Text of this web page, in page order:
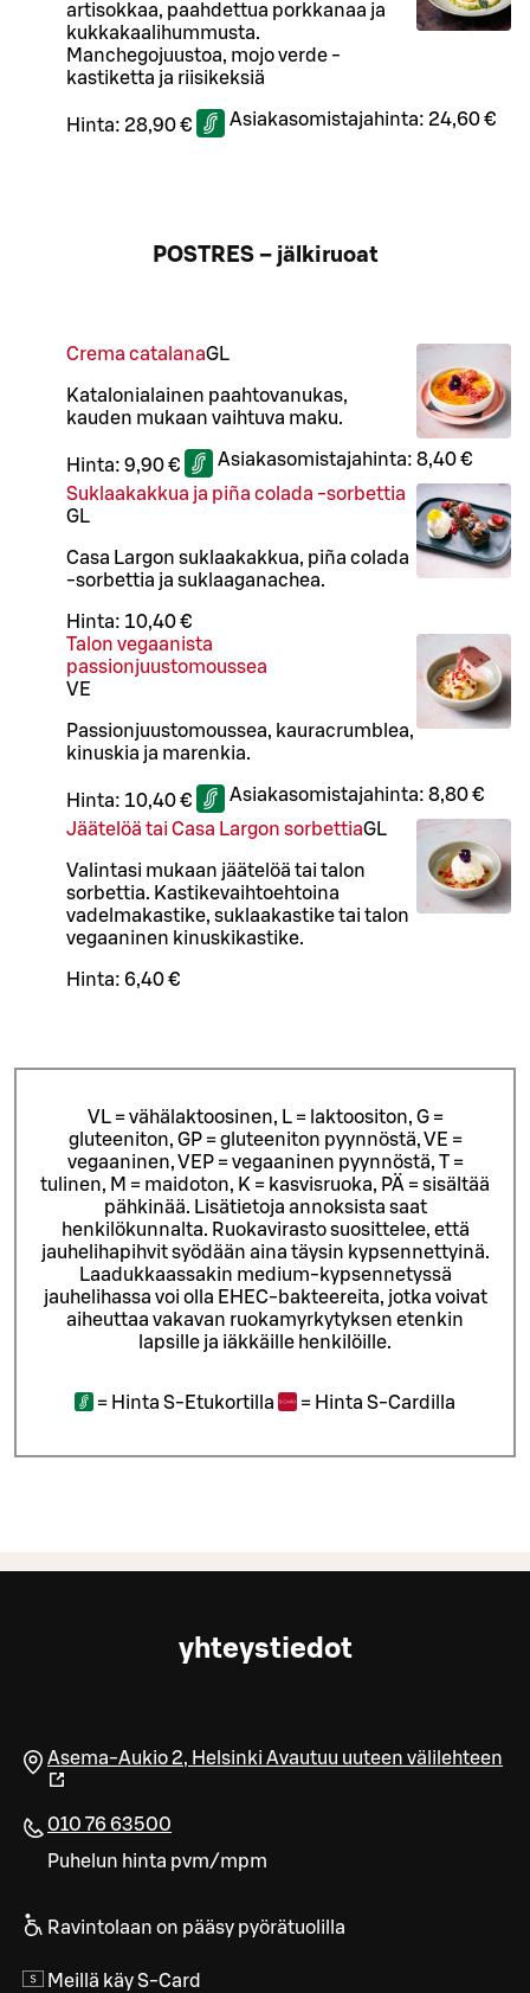
artisokkaa, paahdettua porkkanaa ja
kukkakaalihummusta.
Manchegojuustoa, mojo verde -
kastiketta ja riisikeksiä
Hinta: 28,90 € Asiakasomistajahinta: 24,60 €
POSTRES – jälkiruoat
Crema catalanaGL
Katalonialainen paahtovanukas,
kauden mukaan vaihtuva maku.
Hinta: 9,90 € Asiakasomistajahinta: 8,40 €
Suklaakakkua ja piña colada -sorbettia
GL
Casa Largon suklaakakkua, piña colada
-sorbettia ja suklaaganachea.
Hinta: 10,40 €
Talon vegaanista
passionjuustomoussea
VE
Passionjuustomoussea, kauracrumblea,
kinuskia ja marenkia.
Hinta: 10,40 € Asiakasomistajahinta: 8,80 €
Jäätelöä tai Casa Largon sorbettiaGL
Valintasi mukaan jäätelöä tai talon
sorbettia. Kastikevaihtoehtoina
vadelmakastike, suklaakastike tai talon
vegaaninen kinuskikastike.
Hinta: 6,40 €
VL = vähälaktoosinen, L = laktoositon, G =
gluteeniton, GP = gluteeniton pyynnöstä, VE =
vegaaninen, VEP = vegaaninen pyynnöstä, T =
tulinen, M = maidoton, K = kasvisruoka, PÄ = sisältää
pähkinää. Lisätietoja annoksista saat
henkilökunnalta. Ruokavirasto suosittelee, että
jauhelihapihvit syödään aina täysin kypsennettyinä.
Laadukkaassakin medium-kypsennetyssä
jauhelihassa voi olla EHEC-bakteereita, jotka voivat
aiheuttaa vakavan ruokamyrkytyksen etenkin
lapsille ja iäkkäille henkilöille.
= Hinta S-Etukortilla = Hinta S-Cardilla
yhteystiedot
Asema-Aukio 2, Helsinki Avautuu uuteen välilehteen
010 76 63500
Puhelun hinta pvm/mpm
Ravintolaan on pääsy pyörätuolilla
Meillä käy S-Card